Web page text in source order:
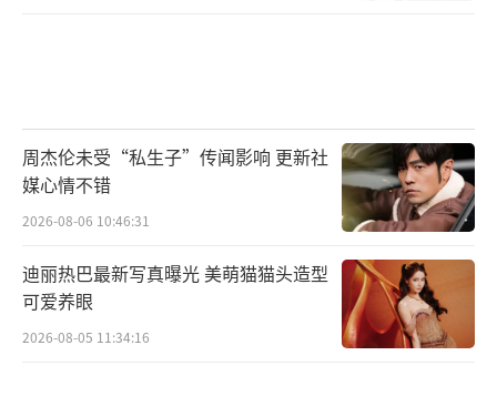
周杰伦未受“私生子”传闻影响 更新社
媒心情不错
2026-08-06 10:46:31
迪丽热巴最新写真曝光 美萌猫猫头造型
可爱养眼
2026-08-05 11:34:16